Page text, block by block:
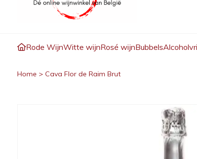
Rode WijnWitte wijnRosé wijnBubbels
Home > Cava Flor de Raim Brut